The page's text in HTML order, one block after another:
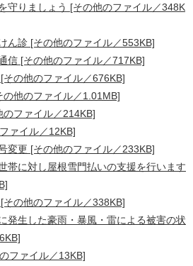
守りましょう [その他のファイル／348K
ん診 [その他のファイル／553KB]
信 [その他のファイル／717KB]
の他のファイル／676KB]
他のファイル／1.01MB]
ファイル／214KB]
ァイル／12KB]
変更 [その他のファイル／233KB]
帯に対し屋根雪門払いの支援を行います
の他のファイル／338KB]
発生した豪雨・暴風・雷による被害の状
ファイル／13KB]